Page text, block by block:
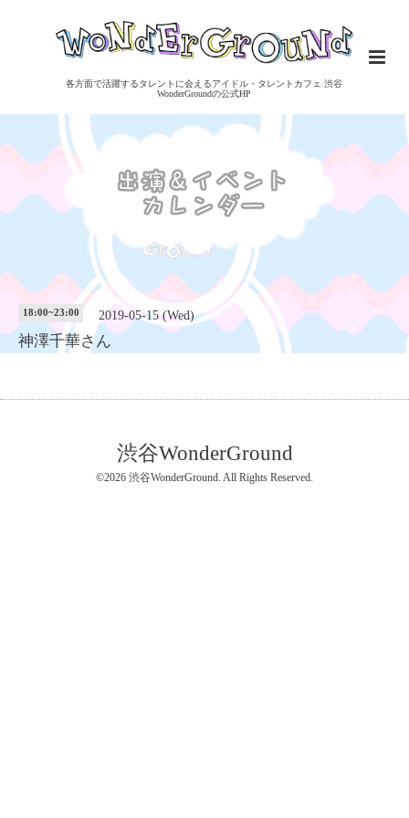
各方面で活躍するタレントに会えるアイドル・タレントカフェ 渋谷
WonderGroundの公式HP
18:00~23:00 2019-05-15 (Wed)
神澤千華さん
渋谷WonderGround
©2026 渋谷WonderGround. All Rights Reserved.